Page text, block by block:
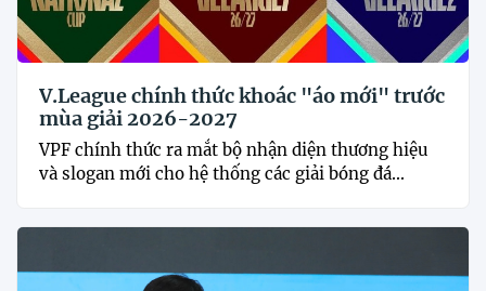
V.League chính thức khoác "áo mới" trước
mùa giải 2026-2027
VPF chính thức ra mắt bộ nhận diện thương hiệu
và slogan mới cho hệ thống các giải bóng đá...